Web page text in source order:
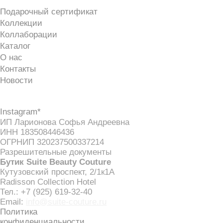
Подарочный сертификат
Коллекции
Коллаборации
Каталог
О нас
Контакты
Новости
Instagram*
ИП Ларионова Софья Андреевна
ИНН 183508446436
ОГРНИП 320237500337214
Разрешительные документы
Бутик Suite Beauty Couture
Кутузовский проспект, 2/1к1А
Radisson Collection Hotel
Тел.: +7 (925) 619-32-40
Email:
Политика